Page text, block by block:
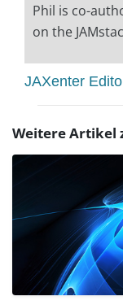
Phil is co-
on the
JAXenter
Weitere Artikel